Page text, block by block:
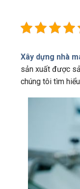
Xây dựng nhà
sản xuất được
chúng tôi tìm